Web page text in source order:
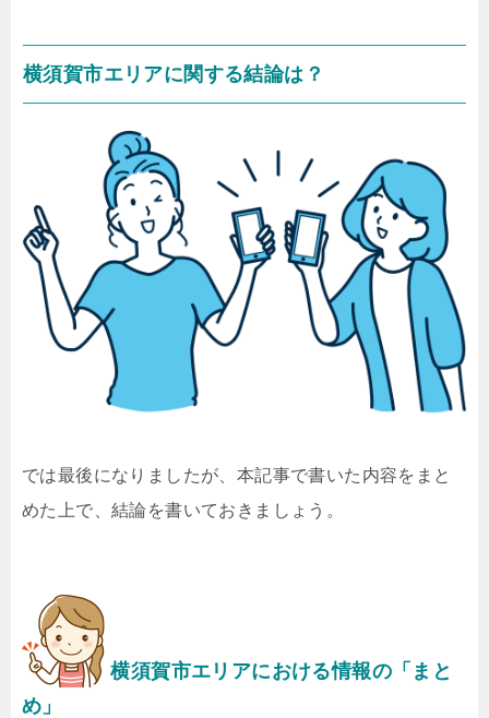
横須賀市エリアに関する結論は？
では最後になりましたが、本記事で書いた内容をまと
めた上で、結論を書いておきましょう。
横須賀市エリアにおける情報の「まと
め」